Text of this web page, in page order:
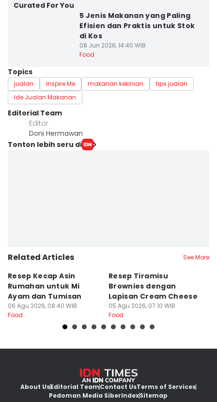
Curated For You
5 Jenis Makanan yang Paling
Efisien dan Praktis untuk Stok
di Kos
08 Jun 2026, 14:40 WIB
Food
Topics
jualan Inspire Me makanan kekinian
tips jualan
Ide Jualan Makanan
Editorial Team
Editor
Doni Hermawan
Tonton lebih seru di
Related Articles See More
Resep Kecap Asin
Rumahan untuk Mi
Ayam dan Tumisan
06 Agu 2026, 08:40 WIB
Food
Resep Tiramisu
Brownies dengan
Lapisan Cream Cheese
05 Agu 2026, 07:10 WIB
Food
About UsEditorial TeamContact UsTerms of Services
Pedoman Media SiberIndexSitemap